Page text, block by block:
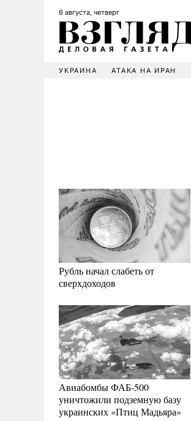
6 августа, четверг
УКРАИНА АТАКА НА ИРАН
Рубль начал слабеть от
сверхдоходов
Авиабомбы ФАБ-500
уничтожили подземную базу
украинских «Птиц Мадьяра»